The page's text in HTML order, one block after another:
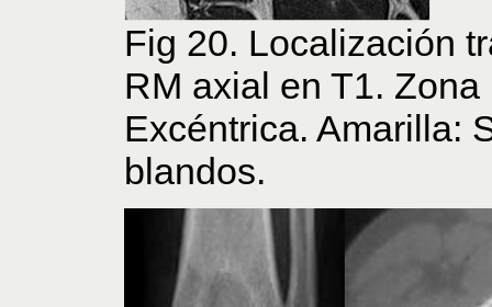
Fig 20. Localización
RM axial en T1.
Excéntrica. Amarilla:
blandos.